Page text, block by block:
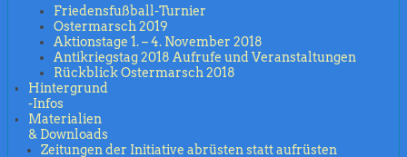
Friedensfußball-Turnier
Ostermarsch 2019
Aktionstage 1. – 4. November 2018
Antikriegstag 2018 Aufrufe und Veranstaltungen
Rückblick Ostermarsch 2018
Hintergrund
-Infos
Materialien
& Downloads
Zeitungen der Initiative abrüsten statt aufrüsten